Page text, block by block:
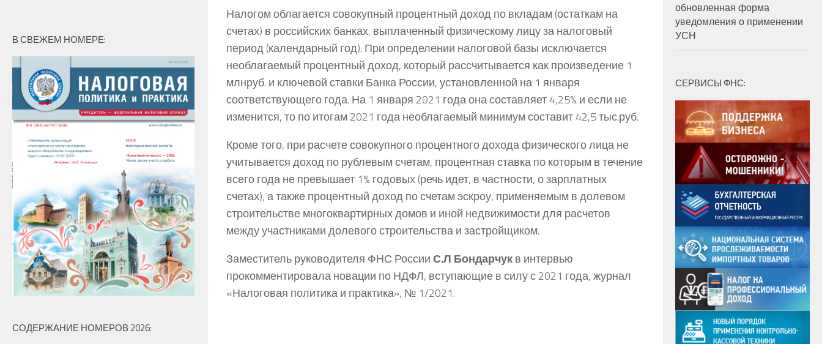
Налогом облагается совокупный процентный доход по вкладам (остаткам на
счетах) в российских банках, выплаченный физическому лицу за налоговый
период (календарный год). При определении налоговой базы исключается
необлагаемый процентный доход, который рассчитывается как произведение 1
млнруб. и ключевой ставки Банка России, установленной на 1 января
соответствующего года. На 1 января 2021 года она составляет 4,25% и если не
изменится, то по итогам 2021 года необлагаемый минимум составит 42,5 тыс.руб.
Кроме того, при расчете совокупного процентного дохода физического лица не
учитывается доход по рублевым счетам, процентная ставка по которым в течение
всего года не превышает 1% годовых (речь идет, в частности, о зарплатных
счетах), а также процентный доход по счетам эскроу, применяемым в долевом
строительстве многоквартирных домов и иной недвижимости для расчетов
между участниками долевого строительства и застройщиком.
Заместитель руководителя ФНС РоссииС.Л Бондарчукв интервью
прокомментировала новации по НДФЛ, вступающие в силу с 2021 года, журнал
«Налоговая политика и практика», № 1/2021.
В СВЕЖЕМ НОМЕРЕ:
СОДЕРЖАНИЕ НОМЕРОВ 2026:
обновленная форма
уведомления о применении
УСН
СЕРВИСЫ ФНС: